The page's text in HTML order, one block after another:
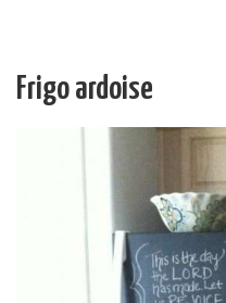
Frigo ardoise